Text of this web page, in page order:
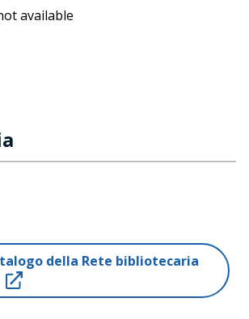
available
della Rete bibliotecaria